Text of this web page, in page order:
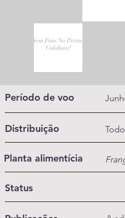
Período de voo
Distribuição
Planta alimentícia
Status